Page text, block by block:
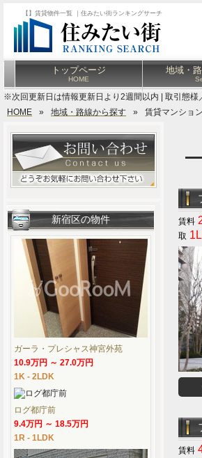
【】賃貸物件一覧 ｜住みたい街ランキングサーチ
トップページ
HOME
地域・
※次回更新日は情報更新日より2週間以内 | 取引態様
HOME
» 地域・路線から探す » 賃貸マンショ
新宿区の物件
ガーラ・プレシャス神宮外苑
10.9万円 ～ 27.0万円
1K - 2LDK
ログ都庁前
9.4万円 ～ 18.5万円
1R - 1LDK